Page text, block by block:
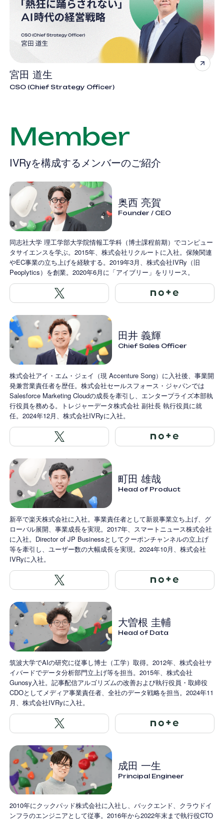
宮田 道生
CSO (Chief Strategy Officer)
Member
IVRyを構成するメンバーのご紹介
奥西 亮賀
Founder / CEO
同志社大学 理工学部大学院情報工学科（博士課程前期）でコンピュー
タサイエンスを学ぶ。2015年、株式会社リクルートに入社。保険関連
やEC事業の立ち上げを経験する。2019年3月、株式会社IVRy（旧
Peoplytics）を創業。2020年6月に「アイブリー」をリリース。
田井 義輝
Chief Sales Officer
株式会社アイ・エム・ジェイ（現 Accenture Song）に入社後、事業開
発兼営業責任者を歴任。株式会社セールスフォース・ジャパンでは
Salesforce Marketing Cloudの成長を牽引し、エンタープライズ本部執
行役員を務める。トレジャーデータ株式会社 副社長 執行役員に就
任。2024年12月、株式会社IVRyに入社。
町田 雄哉
Head of Product
新卒で楽天株式会社に入社。事業責任者として新規事業立ち上げ、グ
ローバル展開、事業成長を実現。2017年、スマートニュース株式会社
に入社。Director of JP Businessとしてクーポンチャンネルの立上げ
等を牽引し、ユーザー数の大幅成長を実現。2024年10月、株式会社
IVRyに入社。
大曽根 圭輔
Head of Data
筑波大学でAIの研究に従事し博士（工学）取得。2012年、株式会社サ
イバードでデータ分析部門立上げ等を担当。2015年、株式会社
Gunosy入社。記事配信アルゴリズムの改善および執行役員・取締役
CDOとしてメディア事業責任者、全社のデータ戦略を担当。2024年11
月、株式会社IVRyに入社。
成田 一生
Principal Engineer
2010年にクックパッド株式会社に入社し、バックエンド、クラウドイ
ンフラのエンジニアとして従事。2016年から2022年末まで執行役CTO